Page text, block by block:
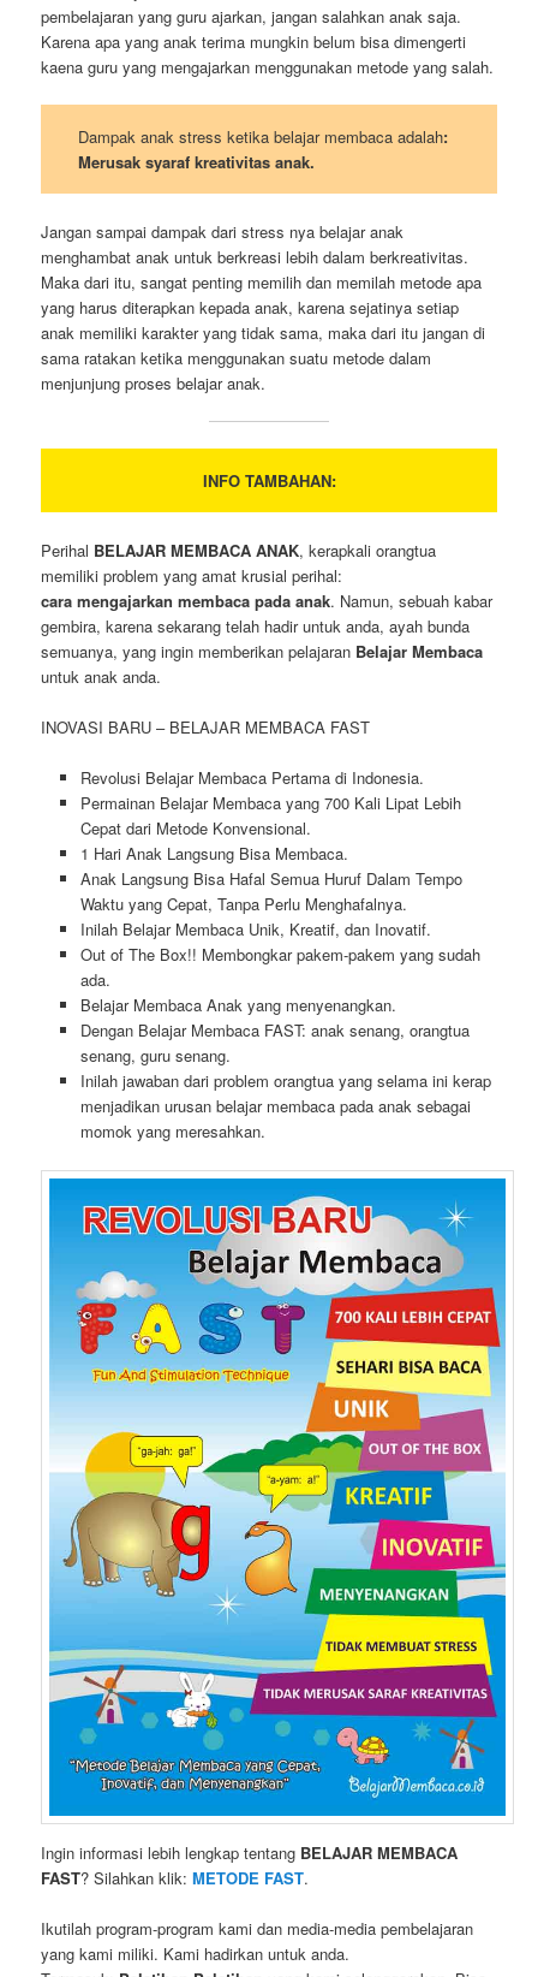
pembelajaran yang guru ajarkan, jangan salahkan anak saja.
Karena apa yang anak terima mungkin belum bisa dimengerti
kaena guru yang mengajarkan menggunakan metode yang salah.
Dampak anak stress ketika belajar membaca adalah:
Merusak syaraf kreativitas anak.
Jangan sampai dampak dari stress nya belajar anak
menghambat anak untuk berkreasi lebih dalam berkreativitas.
Maka dari itu, sangat penting memilih dan memilah metode apa
yang harus diterapkan kepada anak, karena sejatinya setiap
anak memiliki karakter yang tidak sama, maka dari itu jangan di
sama ratakan ketika menggunakan suatu metode dalam
menjunjung proses belajar anak.
INFO TAMBAHAN:
Perihal BELAJAR MEMBACA ANAK, kerapkali orangtua
memiliki problem yang amat krusial perihal:
cara mengajarkan membaca pada anak. Namun, sebuah kabar
gembira, karena sekarang telah hadir untuk anda, ayah bunda
semuanya, yang ingin memberikan pelajaran Belajar Membaca
untuk anak anda.
INOVASI BARU – BELAJAR MEMBACA FAST
Revolusi Belajar Membaca Pertama di Indonesia.
Permainan Belajar Membaca yang 700 Kali Lipat Lebih
Cepat dari Metode Konvensional.
1 Hari Anak Langsung Bisa Membaca.
Anak Langsung Bisa Hafal Semua Huruf Dalam Tempo
Waktu yang Cepat, Tanpa Perlu Menghafalnya.
Inilah Belajar Membaca Unik, Kreatif, dan Inovatif.
Out of The Box!! Membongkar pakem-pakem yang sudah
ada.
Belajar Membaca Anak yang menyenangkan.
Dengan Belajar Membaca FAST: anak senang, orangtua
senang, guru senang.
Inilah jawaban dari problem orangtua yang selama ini kerap
menjadikan urusan belajar membaca pada anak sebagai
momok yang meresahkan.
Ingin informasi lebih lengkap tentang BELAJAR MEMBACA
FAST? Silahkan klik:METODE FAST.
Ikutilah program-program kami dan media-media pembelajaran
yang kami miliki. Kami hadirkan untuk anda.